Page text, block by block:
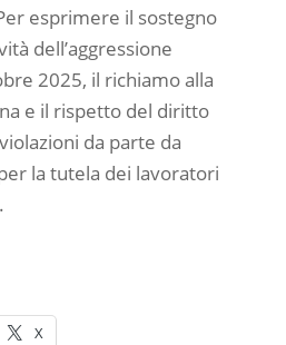
esprimere il sostegno
dell’aggressione
2025, il richiamo alla
e il rispetto del diritto
da parte da
la tutela dei lavoratori
X